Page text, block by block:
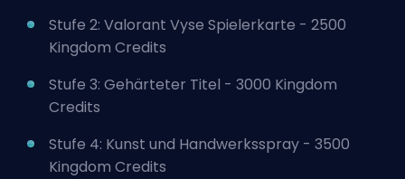
Stufe 2: Valorant Vyse Spielerkarte - 2500
Kingdom Credits
Stufe 3: Gehärteter Titel - 3000 Kingdom
Credits
Stufe 4: Kunst und Handwerksspray - 3500
Kingdom Credits